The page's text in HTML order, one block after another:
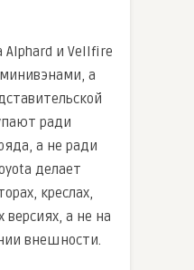
Alphard и Vellfire
а
ради
а не ради
делает
креслах,
а не на
внешности.